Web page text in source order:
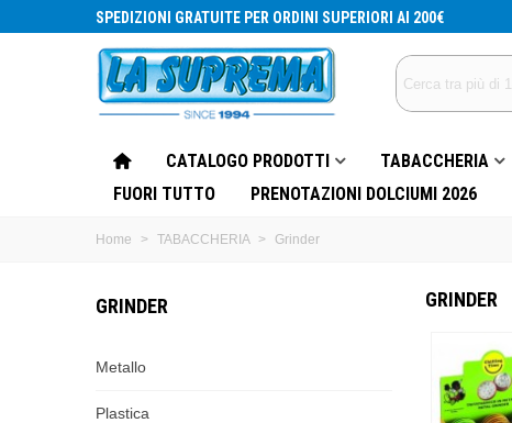
SPEDIZIONI GRATUITE PER ORDINI SUPERIORI AI 200€
CATALOGO PRODOTTI TABACCHERIA
FUORI TUTTO
PRENOTAZIONI DOLCIUMI 2026
Home > TABACCHERIA > Grinder
GRINDER
Metallo
Plastica
GRINDER